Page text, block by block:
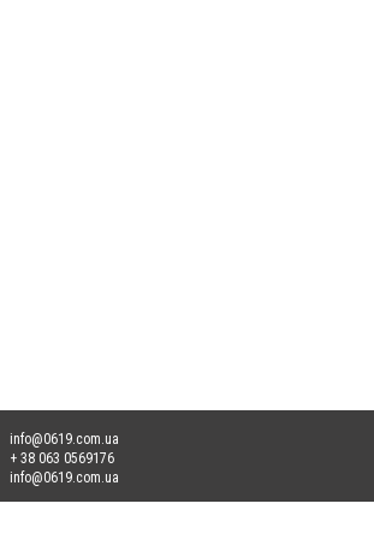
info@0619.com.ua
+ 38 063 0569176
info@0619.com.ua